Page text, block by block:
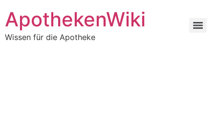
ApothekenWiki
Wissen für die Apotheke